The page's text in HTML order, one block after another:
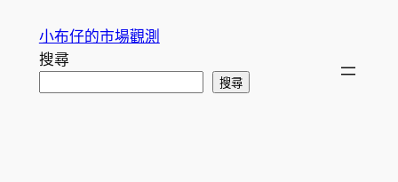
小布仔的市場觀測
搜尋
搜尋